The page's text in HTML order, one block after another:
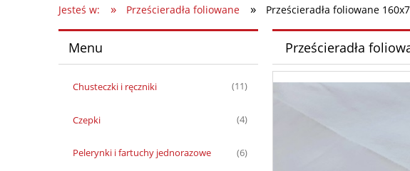
Jesteś w: » Prześcieradła foliowane » Prześcieradła foliowane
Menu
Chusteczki i ręczniki (11)
Czepki (4)
Pelerynki i fartuchy jednorazowe (6)
Prześcieradła